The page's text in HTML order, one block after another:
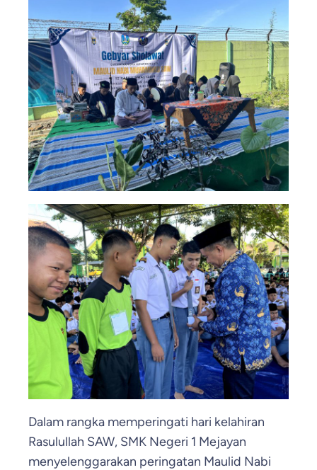
Dalam rangka memperingati hari kelahiran
Rasulullah SAW, SMK Negeri 1 Mejayan
menyelenggarakan peringatan Maulid Nabi